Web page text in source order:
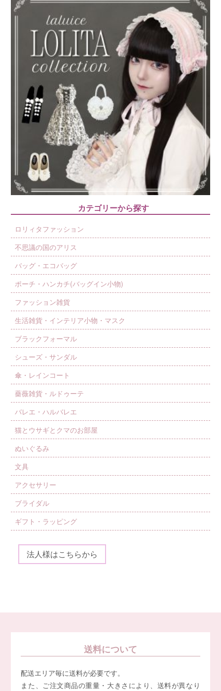
カテゴリーから探す
ロリィタファッション
不思議の国のアリス
バッグ・エコバッグ
ポーチ・ハンカチ(バッグイン小物)
ファッション雑貨
生活雑貨・インテリア小物・マスク
ブラックフォーマル
シューズ・サンダル
傘・レインコート
薔薇雑貨・ルドゥーテ
バレエ・ハルバレエ
猫とウサギとクマのお部屋
ぬいぐるみ
文具
アクセサリー
ブライダル
ギフト・ラッピング
法人様はこちらから
送料について
配送エリア毎に送料が必要です。
また、ご注文商品の重量・大きさにより、送料が異なり